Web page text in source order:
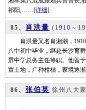
祁阳,……[详细]
85、 肖洪量 ( 1910 ～
肖洪量又名肖湘潮，1910
八中初中毕业，继赴长沙育
屏中学总务主任等职。他善
置土地，广种柑桔，家境逐
86、 张伯英 徐州八大家